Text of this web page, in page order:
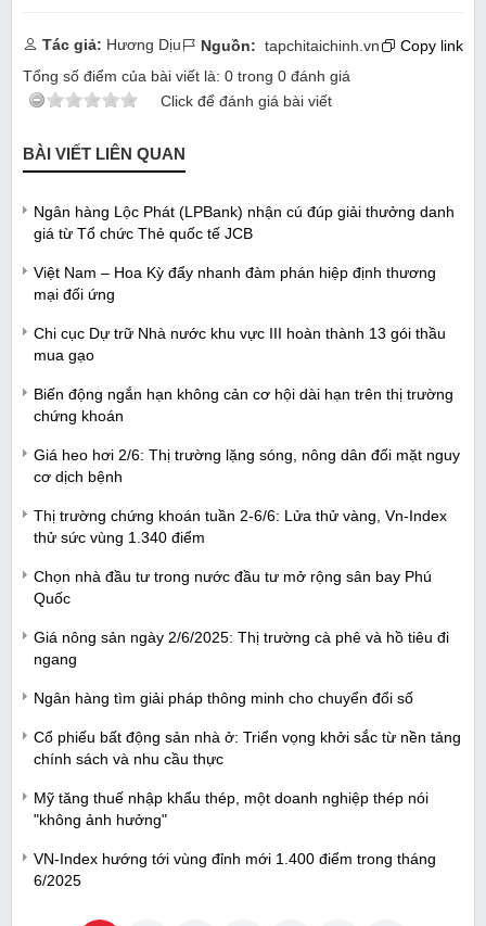
Tác giả: Hương Dịu Nguồn: tapchitaichinh.vn
Copy link
Tổng số điểm của bài viết là: 0 trong 0 đánh giá
Click để đánh giá bài viết
BÀI VIẾT LIÊN QUAN
Ngân hàng Lộc Phát (LPBank) nhận cú đúp giải thưởng danh
giá từ Tổ chức Thẻ quốc tế JCB
Việt Nam – Hoa Kỳ đẩy nhanh đàm phán hiệp định thương
mại đối ứng
Chi cục Dự trữ Nhà nước khu vực III hoàn thành 13 gói thầu
mua gạo
Biến động ngắn hạn không cản cơ hội dài hạn trên thị trường
chứng khoán
Giá heo hơi 2/6: Thị trường lặng sóng, nông dân đối mặt nguy
cơ dịch bệnh
Thị trường chứng khoán tuần 2-6/6: Lửa thử vàng, Vn-Index
thử sức vùng 1.340 điểm
Chọn nhà đầu tư trong nước đầu tư mở rộng sân bay Phú
Quốc
Giá nông sản ngày 2/6/2025: Thị trường cà phê và hồ tiêu đi
ngang
Ngân hàng tìm giải pháp thông minh cho chuyển đổi số
Cổ phiếu bất động sản nhà ở: Triển vọng khởi sắc từ nền tảng
chính sách và nhu cầu thực
Mỹ tăng thuế nhập khẩu thép, một doanh nghiệp thép nói
"không ảnh hưởng"
VN-Index hướng tới vùng đỉnh mới 1.400 điểm trong tháng
6/2025